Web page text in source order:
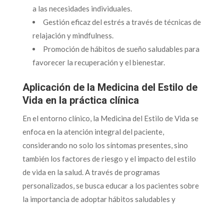
a las necesidades individuales.
Gestión eficaz del estrés a través de técnicas de
relajación y mindfulness.
Promoción de hábitos de sueño saludables para
favorecer la recuperación y el bienestar.
Aplicación de la Medicina del Estilo de
Vida en la práctica clínica
En el entorno clínico, la Medicina del Estilo de Vida se
enfoca en la atención integral del paciente,
considerando no solo los síntomas presentes, sino
también los factores de riesgo y el impacto del estilo
de vida en la salud. A través de programas
personalizados, se busca educar a los pacientes sobre
la importancia de adoptar hábitos saludables y